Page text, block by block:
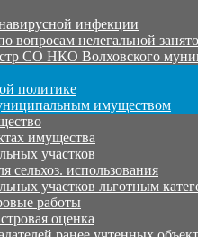
инфекции
вопросам нелегальной
СО НКО Волховского
политике
имуществом
имущества
участков
сельхоз. использования
участков льготным
работы
оценка